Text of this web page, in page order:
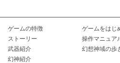
ゲームの特徴
ストーリー
武器紹介
幻神紹介
ゲームをはじ
操作マニュア
幻想神域の歩